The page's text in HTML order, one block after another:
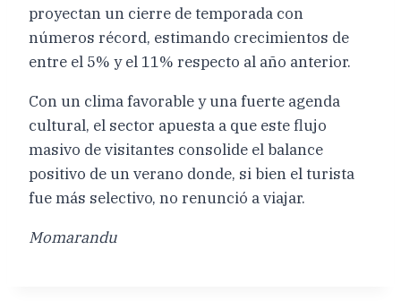
proyectan un cierre de temporada con
números récord, estimando crecimientos de
entre el 5% y el 11% respecto al año anterior.
Con un clima favorable y una fuerte agenda
cultural, el sector apuesta a que este flujo
masivo de visitantes consolide el balance
positivo de un verano donde, si bien el turista
fue más selectivo, no renunció a viajar.
Momarandu